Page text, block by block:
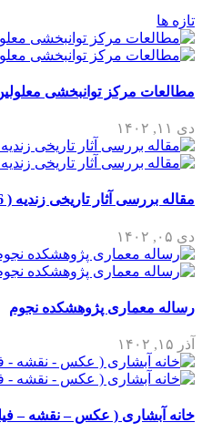
تازه ها
مطالعات مرکز توانبخشی
دی ۱۱, ۱۴۰۲
مقاله بررسی آثار تاریخی زندیه ( 36 صفحه )
دی ۰۵, ۱۴۰۲
رساله معماری پژوهشکده نجوم
آذر ۱۵, ۱۴۰۲
خانه آبشاری ( عکس – نقشه –